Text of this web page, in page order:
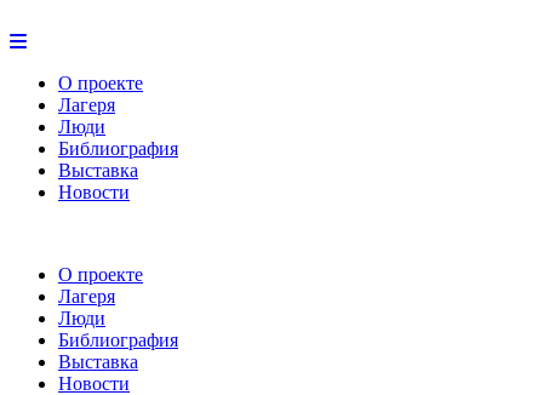
О проекте
Лагеря
Люди
Библиография
Выставка
Новости
О проекте
Лагеря
Люди
Библиография
Выставка
Новости